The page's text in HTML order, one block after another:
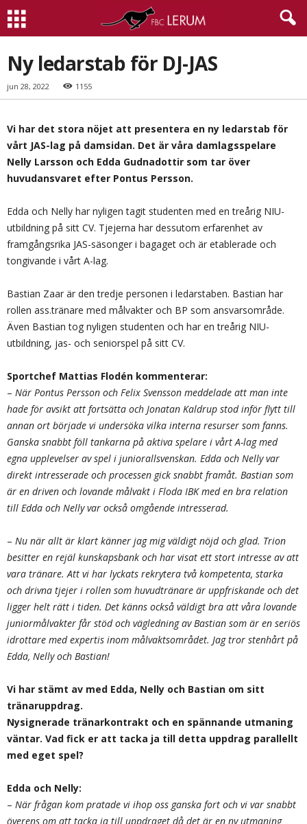
Ny ledarstab för DJ-JAS
jun 28, 2022 1155
Vi har det stora nöjet att presentera en ny ledarstab för
vårt JAS-lag på damsidan. Det är våra damlagsspelare
Nelly Larsson och Edda Gudnadottir som tar över
huvudansvaret efter Pontus Persson.
Edda och Nelly har nyligen tagit studenten med en treårig NIU-
utbildning på sitt CV. Tjejerna har dessutom erfarenhet av
framgångsrika JAS-säsonger i bagaget och är etablerade och
tongivande i vårt A-lag.
Bastian Zaar är den tredje personen i ledarstaben. Bastian har
rollen ass.tränare med målvakter och BP som ansvarsområde.
Även Bastian tog nyligen studenten och har en treårig NIU-
utbildning, jas- och seniorspel på sitt CV.
Sportchef Mattias Flodén kommenterar:
– När Pontus Persson och Felix Svensson meddelade att man inte
hade för avsikt att fortsätta och Jonatan Kaldrup stod inför flytt till
annan ort började vi undersöka vilka interna resurser som fanns.
Ganska snabbt föll tankarna på aktiva spelare i vårt A-lag med
egna upplevelser av spel i juniorallsvenskan. Edda och Nelly var
direkt intresserade och processen gick snabbt framåt. Bastian som
är en driven och lovande målvakt i Floda IBK med en bra relation
till Edda och Nelly var också omgående intresserad.
– Nu när allt är klart känner jag mig väldigt nöjd och glad. Trion
besitter en rejäl kunskapsbank och har visat ett stort intresse av att
vara tränare. Att vi har lyckats rekrytera två kompetenta, starka
och drivna tjejer i rollen som huvudtränare är uppfriskande och det
ligger helt rätt i tiden. Det känns också väldigt bra att våra lovande
juniormålvakter får stöd och vägledning av Bastian som är en seriös
idrottare med expertis inom målvaktsområdet. Jag tror stenhårt på
Edda, Nelly och Bastian!
Vi har stämt av med Edda, Nelly och Bastian om sitt
tränaruppdrag.
Nysignerade tränarkontrakt och en spännande utmaning
väntar. Vad fick er att tacka ja till detta uppdrag parallellt
med eget spel?
Edda och Nelly:
– När frågan kom pratade vi ihop oss ganska fort och vi var snabbt
överens om att tacka ja till uppdraget då det är en ny utmaning